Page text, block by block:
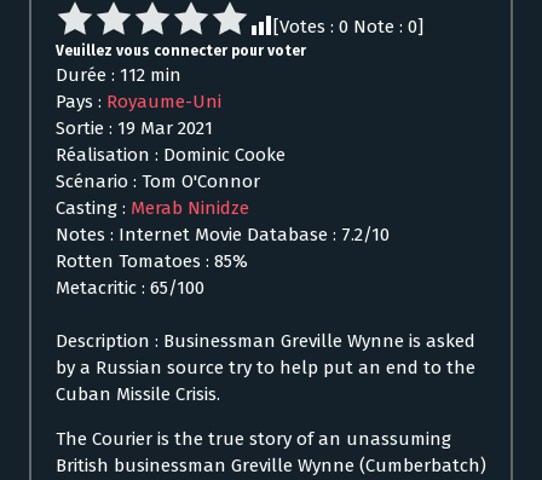
[Votes : 0 Note : 0]
Veuillez vous connecter pour voter
Durée : 112 min
Pays : Royaume-Uni
Sortie : 19 Mar 2021
Réalisation : Dominic Cooke
Scénario : Tom O'Connor
Casting : Merab Ninidze
Notes : Internet Movie Database : 7.2/10
Rotten Tomatoes : 85%
Metacritic : 65/100
Description : Businessman Greville Wynne is asked
by a Russian source try to help put an end to the
Cuban Missile Crisis.
The Courier is the true story of an unassuming
British businessman Greville Wynne (Cumberbatch)